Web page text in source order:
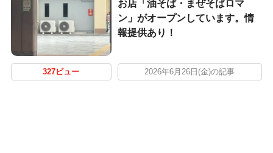
お店「油そば・まぜそばロマ
ン」がオープンしています。情
報提供あり！
327ビュー 2026年6月26日(金)の記事